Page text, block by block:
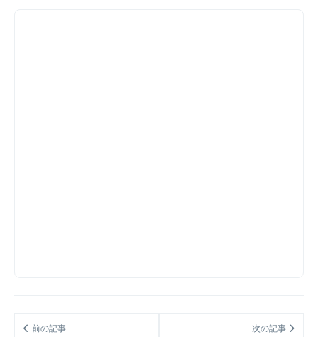
前の記事 次の記事